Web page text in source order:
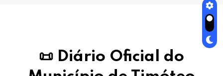
📜 Diário Oficial do